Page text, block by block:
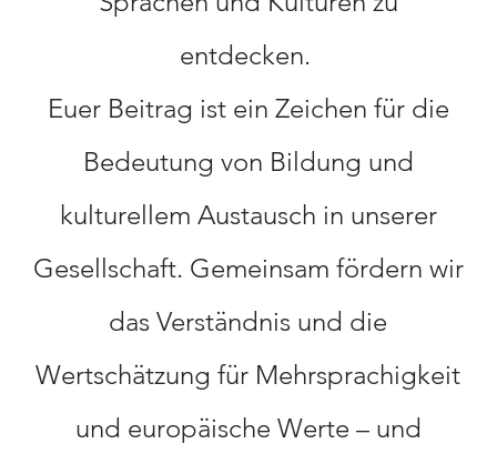
entdecken.
Euer Beitrag ist ein Zeichen für die
Bedeutung von Bildung und
kulturellem Austausch in unserer
Gesellschaft. Gemeinsam fördern wir
das Verständnis und die
Wertschätzung für Mehrsprachigkeit
und europäische Werte – und